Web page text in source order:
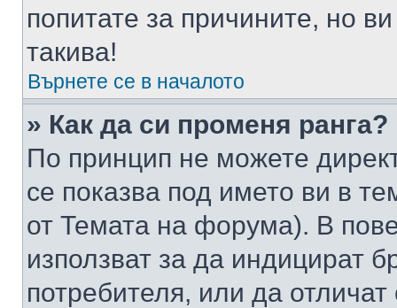
попитате за причините, но
такива!
Върнете се в началото
» Как да си променя ранга?
По принцип не можете
се показва под името ви в
от Темата на форума). В
използват за да индицират
потребителя, или да